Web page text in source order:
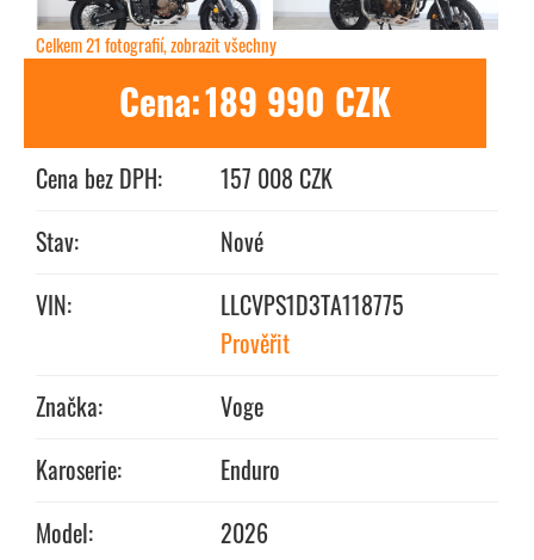
Celkem 21 fotografií, zobrazit všechny
Cena:189 990 CZK
Cena bez DPH:
157 008 CZK
Stav:
Nové
VIN:
LLCVPS1D3TA118775
Prověřit
Značka:
Voge
Karoserie:
Enduro
Model:
2026